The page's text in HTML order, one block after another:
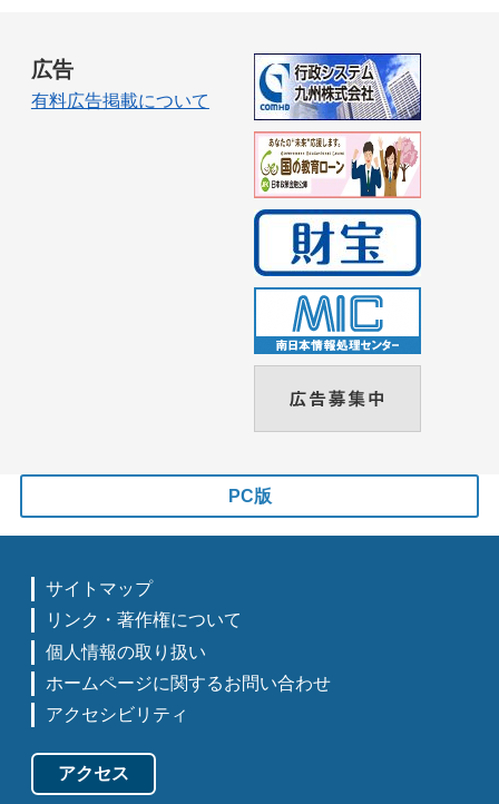
広告
有料広告掲載について
PC版
サイトマップ
リンク・著作権について
個人情報の取り扱い
ホームページに関するお問い合わせ
アクセシビリティ
アクセス